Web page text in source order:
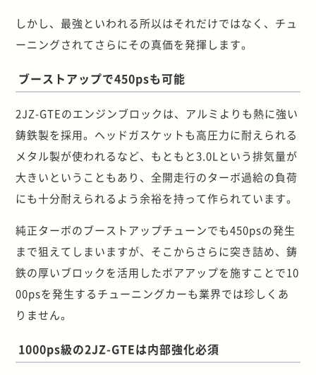
しかし、最強といわれる所以はそれだけではなく、チュ
ーニングされてさらにその真価を発揮します。
ブーストアップで450psも可能
2JZ-GTEのエンジンブロックは、アルミよりも熱に強い
鋳鉄製を採用。ヘッドガスケットも高圧力に耐えられる
メタル製が使われるなど、もともと3.0Lという排気量が
大きいということもあり、全開走行のターボ過給の負荷
にも十分耐えられるよう余裕を持って作られています。
純正ターボのブーストアップチューンでも450psの発生
まで狙えてしまいますが、そこからさらに突き詰め、鋳
鉄の厚いブロックを活用したボアアップを施すことで10
00psを発生するチューニングカーも業界では珍しくあ
りません。
1000ps級の2JZ-GTEは内部強化必須